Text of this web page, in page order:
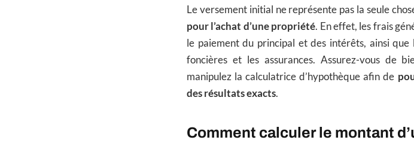
Le versement initial ne représente pas la seule
pour l’achat d’une propriété. En effet, les frais
le paiement du principal et des intérêts, ainsi
foncières et les assurances. Assurez-vous de
manipulez la calculatrice d’hypothèque afin de
des résultats exacts.
Comment calculer le montant